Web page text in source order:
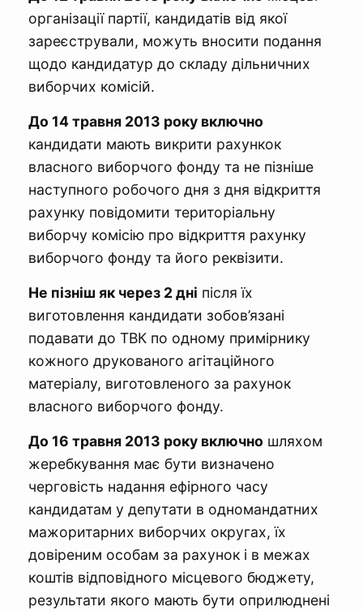
організації партії, кандидатів від якої
зареєстрували, можуть вносити подання
щодо кандидатур до складу дільничних
виборчих комісій.
До 14 травня 2013 року включно
кандидати мають викрити рахункок
власного виборчого фонду та не пізніше
наступного робочого дня з дня відкриття
рахунку повідомити територіальну
виборчу комісію про відкриття рахунку
виборчого фонду та його реквізити.
Не пізніш як через 2 дні після їх
виготовлення кандидати зобов’язані
подавати до ТВК по одному примірнику
кожного друкованого агітаційного
матеріалу, виготовленого за рахунок
власного виборчого фонду.
До 16 травня 2013 року включно шляхом
жеребкування має бути визначено
черговість надання ефірного часу
кандидатам у депутати в одномандатних
мажоритарних виборчих округах, їх
довіреним особам за рахунок і в межах
коштів відповідного місцевого бюджету,
результати якого мають бути оприлюднені